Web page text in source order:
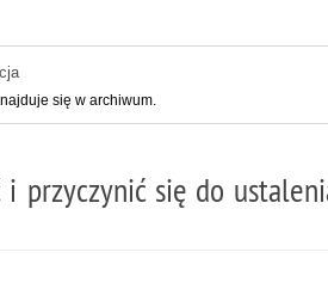
się w archiwum.
i przyczynić się do